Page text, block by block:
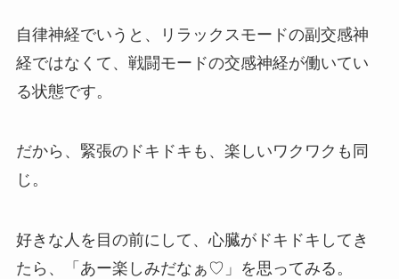
自律神経でいうと、リラックスモードの副交感神
経ではなくて、戦闘モードの交感神経が働いてい
る状態です。
だから、緊張のドキドキも、楽しいワクワクも同
じ。
好きな人を目の前にして、心臓がドキドキしてき
たら、「あー楽しみだなぁ♡」を思ってみる。